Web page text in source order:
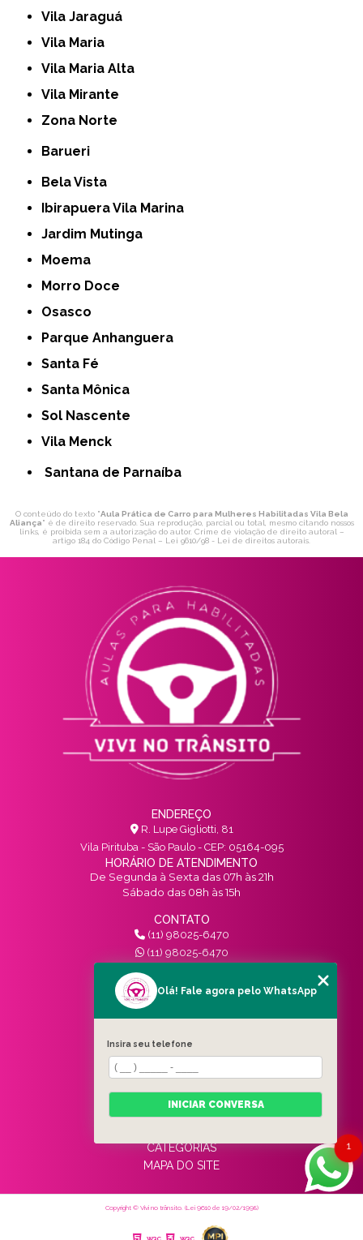
Vila Jaraguá
Vila Maria
Vila Maria Alta
Vila Mirante
Zona Norte
Barueri
Bela Vista
Ibirapuera Vila Marina
Jardim Mutinga
Moema
Morro Doce
Osasco
Parque Anhanguera
Santa Fé
Santa Mônica
Sol Nascente
Vila Menck
Santana de Parnaíba
O conteúdo do texto "Aula Prática de Carro para Mulheres Habilitadas Vila Bela
Aliança" é de direito reservado. Sua reprodução, parcial ou total, mesmo citando nossos
links, é proibida sem a autorização do autor. Crime de violação de direito autoral –
artigo 184 do Código Penal – Lei 9610/98 - Lei de direitos autorais.
ENDEREÇO
R. Lupe Gigliotti, 81
Vila Pirituba - São Paulo - CEP: 05164-095
HORÁRIO DE ATENDIMENTO
De Segunda à Sexta das 07h às 21h
Sábado das 08h às 15h
CONTATO
(11) 98025-6470
(11) 98025-6470
contato@vivinotransito.com.br
SIGA-NOS!
MENU
HOME
QUEM SOMOS
SERVIÇOS
BLOG
CATEGORIAS
MAPA DO SITE
Copyright © Vivi no trânsito. (Lei 9610 de 19/02/1998)
W3C W3C
1
Olá! Fale agora pelo WhatsApp
Insira seu telefone
INICIAR CONVERSA